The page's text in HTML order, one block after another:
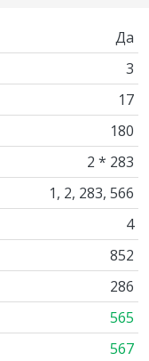
Да
3
17
180
2 * 283
1, 2, 283, 566
4
852
286
565
567